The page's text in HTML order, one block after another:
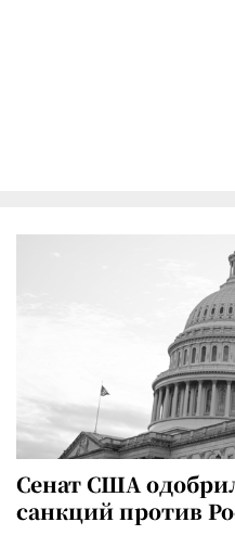
Сенат США
санкций против